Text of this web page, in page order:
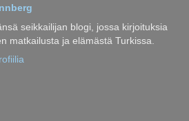
seikkailijan blogi, jossa kirjoituksia
matkailusta ja elämästä Turkissa.